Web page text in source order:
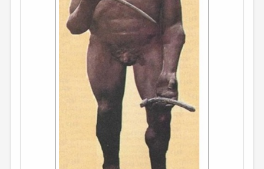
ПРОИЗВЕДЕНИЯ
ДЕТСКАЯ КОМНАТА
ОБЗОР ЛИТЕРАТУРЫ
СТРАНИЦЫ ПАМЯТИ